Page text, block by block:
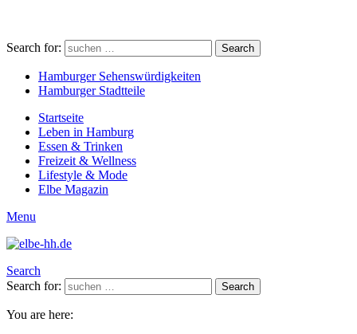
Search for: Search
Hamburger Sehenswürdigkeiten
Hamburger Stadtteile
Startseite
Leben in Hamburg
Essen & Trinken
Freizeit & Wellness
Lifestyle & Mode
Elbe Magazin
Menu
Search
Search for:
Search
You are here: